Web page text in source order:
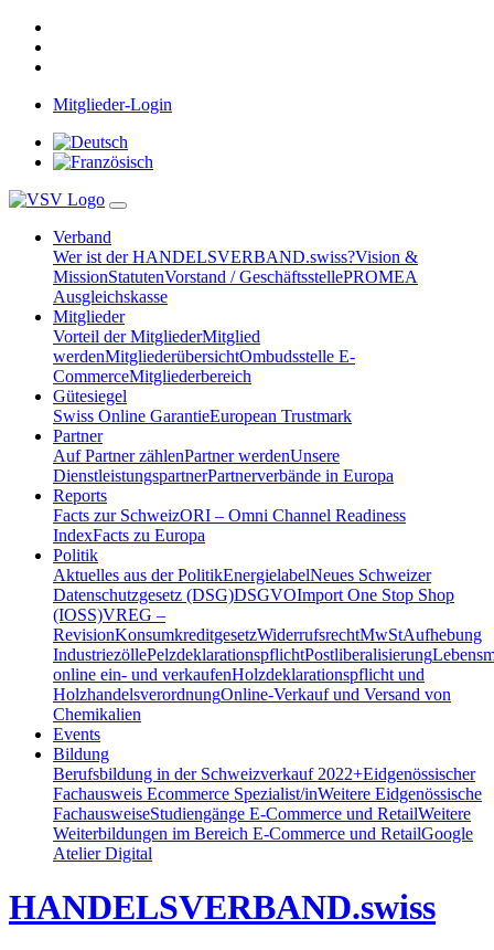
Mitglieder-Login
Verband
Wer ist der HANDELSVERBAND.swiss?Vision &
MissionStatutenVorstand / GeschäftsstellePROMEA
Ausgleichskasse
Mitglieder
Vorteil der MitgliederMitglied
werdenMitgliederübersichtOmbudsstelle E-
CommerceMitgliederbereich
Gütesiegel
Swiss Online GarantieEuropean Trustmark
Partner
Auf Partner zählenPartner werdenUnsere
DienstleistungspartnerPartnerverbände in Europa
Reports
Facts zur SchweizORI – Omni Channel Readiness
IndexFacts zu Europa
Politik
Aktuelles aus der PolitikEnergielabelNeues Schweizer
Datenschutzgesetz (DSG)DSGVOImport One Stop Shop
(IOSS)VREG –
RevisionKonsumkreditgesetzWiderrufsrechtMwStAufhebung
IndustriezöllePelzdeklarationspflichtPostliberalisierung
online ein- und verkaufenHolzdeklarationspflicht und
HolzhandelsverordnungOnline-Verkauf und Versand von
Chemikalien
Events
Bildung
Berufsbildung in der Schweizverkauf 2022+Eidgenössischer
Fachausweis Ecommerce Spezialist/inWeitere Eidgenössische
FachausweiseStudiengänge E-Commerce und RetailWeitere
Weiterbildungen im Bereich E-Commerce und RetailGoogle
Atelier Digital
HANDELSVERBAND.swiss